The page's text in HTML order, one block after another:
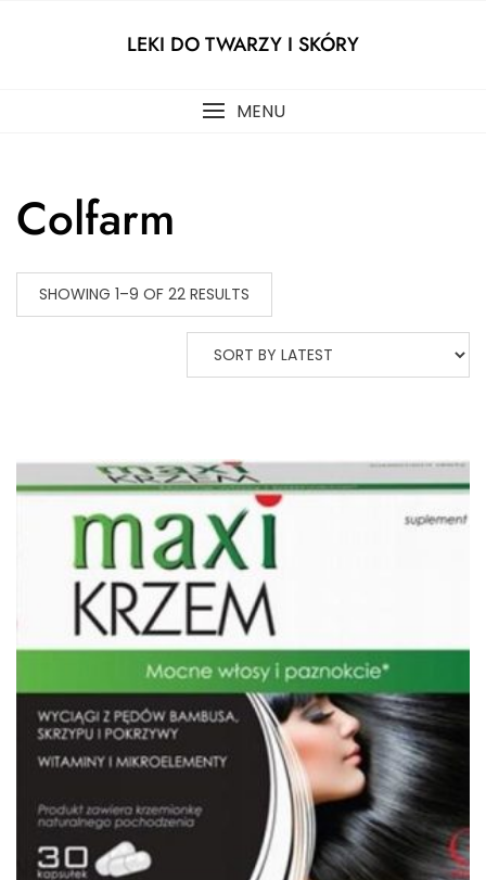
LEKI DO TWARZY I SKÓRY
MENU
Colfarm
SHOWING 1–9 OF 22 RESULTS